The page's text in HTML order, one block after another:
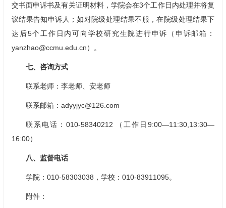
交书面申诉书及有关证明材料，学院会在3个工作日内处理并将复
议结果告知申诉人；如对院级处理结果不服，在院级处理结果下
达后5个工作日内可向学校研究生院进行申诉（申诉邮箱：
yanzhao@ccmu.edu.cn）。
七、咨询方式
联系老师：李老师、安老师
联系邮箱：adyyjyc@126.com
联系电话：010-58340212 （工作日9:00—11:30,13:30—
16:00）
八、监督电话
学院：010-58303038，学校：010-83911095。
附件：